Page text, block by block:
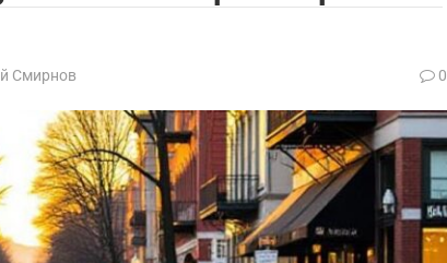
Смирнов 0